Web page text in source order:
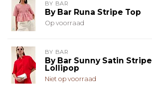
BY BAR
By Bar Runa Stripe Top
Op voorraad
BY BAR
By Bar Sunny Satin Stripe
Lollipop
Niet op voorraad